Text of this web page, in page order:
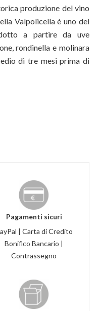
produzione del vino
Valpolicella è uno dei
a partire da uve
rondinella e molinara
di tre mesi prima di
Pagamenti sicuri
| Carta di Credito
Bonifico Bancario |
Contrassegno